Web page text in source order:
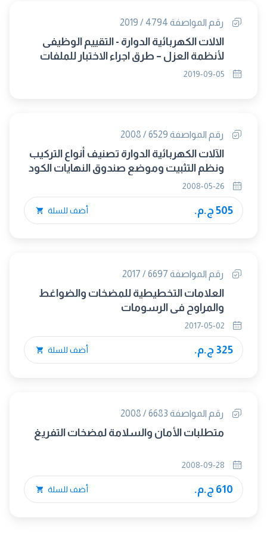
رقم المواصفة 4794 / 2019
الالات الكهربائية الدوارة - التقييم الوظيفى
لأنظمة العزل – طرق اجراء الاختبار للملفات
ذات السلك الملفوف التقييم الحرارى
رقم المواصفة 6529 / 2008
الآلات الكهربائية الدوارة تصنيف أنواع التركيب
ونظم التثبيت وموضع صندوق النهايات الكود
(IM)
505 ج.م. أضف للسلة
رقم المواصفة 6697 / 2017
العلامات التخطيطية للمضخات والضواغط
والمراوح فى الرسومات
325 ج.م. أضف للسلة
رقم المواصفة 6683 / 2008
متطلبات الأمان والسلامة لمضخات التفريغ
610 ج.م. أضف للسلة